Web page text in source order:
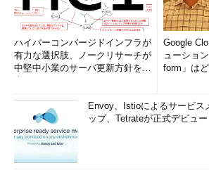
ハイパーコンバージドインフラが
有力な選択肢、ノークリサーチが
中堅中小業のサーバ更新方針を調
Google
ューショ
form」は
Envoy、Istioによるサービス
ップ、Tetrateが正式デビュー